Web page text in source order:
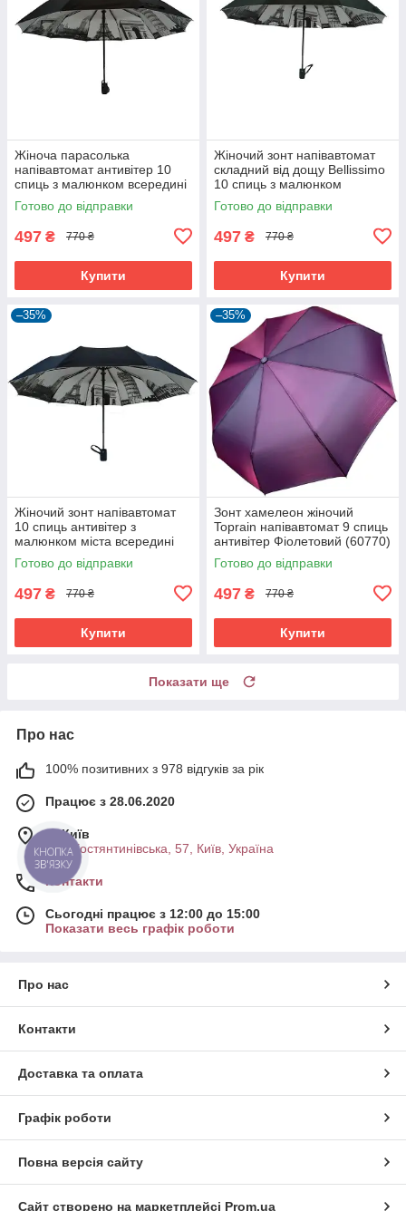
Жіноча парасолька
напівавтомат антивітер 10
спиць з малюнком всередині
Bellissimo Чорний (5336)
Готово до відправки
497 ₴ 770 ₴
Купити
Жіночий зонт напівавтомат
складний від дощу Bellissimo
10 спиць з малюнком
всередині Темно-зелений
(5337)
Готово до відправки
497 ₴ 770 ₴
Купити
–35%
Жіночий зонт напівавтомат
10 спиць антивітер з
малюнком міста всередині
Bellissimo Темно-синій (5345)
Готово до відправки
497 ₴ 770 ₴
Купити
–35%
Зонт хамелеон жіночий
Toprain напівавтомат 9 спиць
антивітер Фіолетовий (60770)
Готово до відправки
497 ₴ 770 ₴
Купити
Показати ще
Про нас
100% позитивних з 978 відгуків за рік
Працює з 28.06.2020
м. Київ
вул. Костянтинівська, 57, Київ, Україна
Контакти
Сьогодні працює з 12:00 до 15:00
Показати весь графік роботи
Про нас
Контакти
Доставка та оплата
Графік роботи
Повна версія сайту
Сайт створено на маркетплейсі Prom.ua
КНОПКА
ЗВ'ЯЗКУ